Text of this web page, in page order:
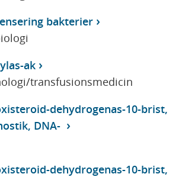
bakterier
ak
transfusionsmedicin
dehydrogenas-10-brist,
DNA-
dehydrogenas-10-brist,